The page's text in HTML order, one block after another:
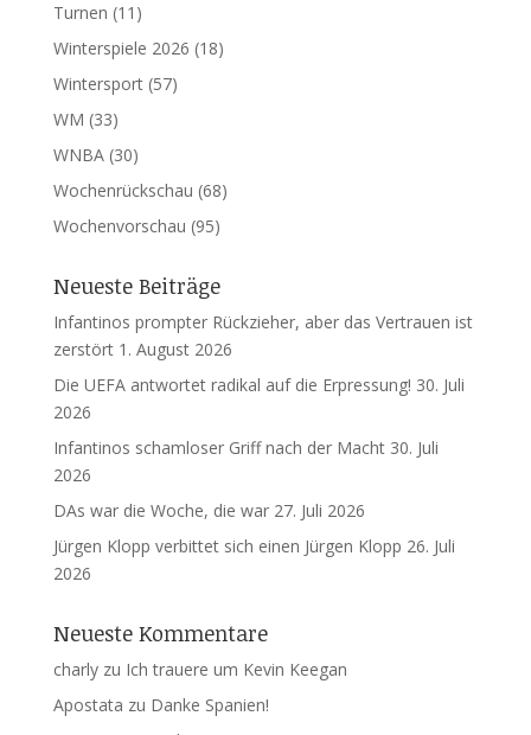
Turnen (11)
Winterspiele 2026 (18)
Wintersport(57)
WM (33)
WNBA(30)
Wochenrückschau (68)
Wochenvorschau (95)
Neueste Beiträge
Infantinos prompter Rückzieher, aber das Vertrauen ist
zerstört 1. August 2026
Die UEFA antwortet radikal auf die Erpressung! 30. Juli
2026
Infantinos schamloser Griff nach der Macht 30. Juli
2026
DAs war die Woche, die war 27. Juli 2026
Jürgen Klopp verbittet sich einen Jürgen Klopp 26. Juli
2026
Neueste Kommentare
charlyzu Ich trauere um Kevin Keegan
Apostata zu Danke Spanien!